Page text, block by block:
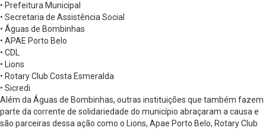
• Prefeitura Municipal
• Secretaria de Assistência Social
• Águas de Bombinhas
• APAE Porto Belo
• CDL
• Lions
• Rotary Club Costa Esmeralda
• Sicredi
Além da Águas de Bombinhas, outras instituições que também fazem
parte da corrente de solidariedade do município abraçaram a causa e
são parceiras dessa ação como o Lions, Apae Porto Belo, Rotary Club